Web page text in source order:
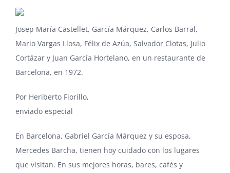
Josep María Castellet, García Márquez, Carlos Barral,
Mario Vargas Llosa, Félix de Azúa, Salvador Clotas, Julio
Cortázar y Juan García Hortelano, en un restaurante de
Barcelona, en 1972.
Por Heriberto Fiorillo,
enviado especial
En Barcelona, Gabriel García Márquez y su esposa,
Mercedes Barcha, tienen hoy cuidado con los lugares
que visitan. En sus mejores horas, bares, cafés y